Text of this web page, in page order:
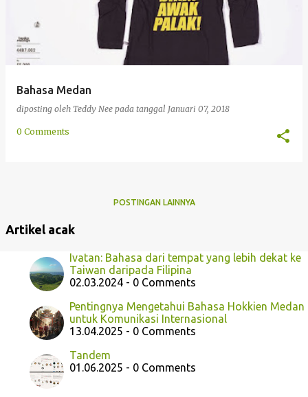
Bahasa Medan
diposting oleh Teddy Nee pada tanggal Januari 07, 2018
0 Comments
POSTINGAN LAINNYA
Artikel acak
Ivatan: Bahasa dari tempat yang lebih dekat ke
Taiwan daripada Filipina
02.03.2024 - 0 Comments
Pentingnya Mengetahui Bahasa Hokkien Medan
untuk Komunikasi Internasional
13.04.2025 - 0 Comments
Tandem
01.06.2025 - 0 Comments